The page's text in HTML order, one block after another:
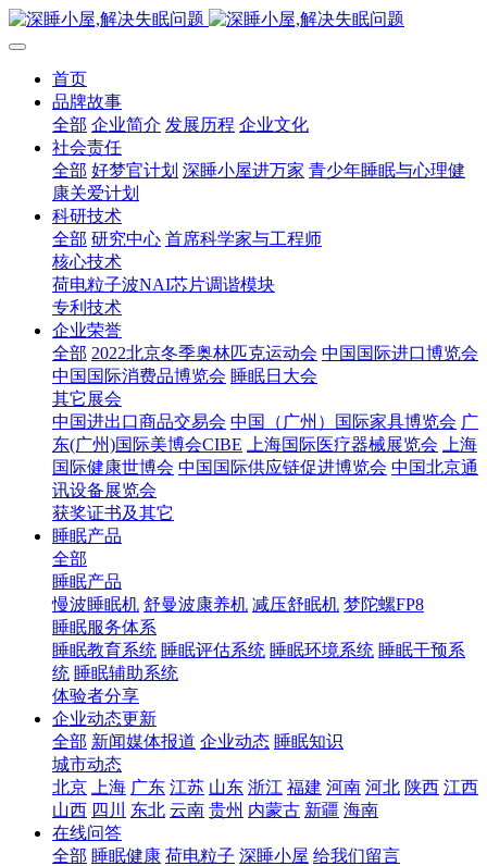
首页
品牌故事
全部 企业简介 发展历程 企业文化
社会责任
全部 好梦官计划 深睡小屋进万家 青少年睡眠与心理健
康关爱计划
科研技术
全部 研究中心 首席科学家与工程师
核心技术
荷电粒子波NAI芯片调谐模块
专利技术
企业荣誉
全部 2022北京冬季奥林匹克运动会 中国国际进口博览会
中国国际消费品博览会 睡眠日大会
其它展会
中国进出口商品交易会 中国（广州）国际家具博览会 广
东(广州)国际美博会CIBE
上海国际医疗器械展览会
上海
国际健康世博会 中国国际供应链促进博览会 中国北京通
讯设备展览会
获奖证书及其它
睡眠产品
全部
睡眠产品
慢波睡眠机 舒曼波康养机 减压舒眠机 梦陀螺FP8
睡眠服务体系
睡眠教育系统 睡眠评估系统 睡眠环境系统 睡眠干预系
统 睡眠辅助系统
体验者分享
企业动态更新
全部 新闻媒体报道 企业动态 睡眠知识
城市动态
北京
上海 广东 江苏 山东 浙江 福建 河南 河北 陕西 江西
山西 四川 东北 云南 贵州 内蒙古 新疆 海南
在线问答
全部 睡眠健康 荷电粒子 深睡小屋 给我们留言